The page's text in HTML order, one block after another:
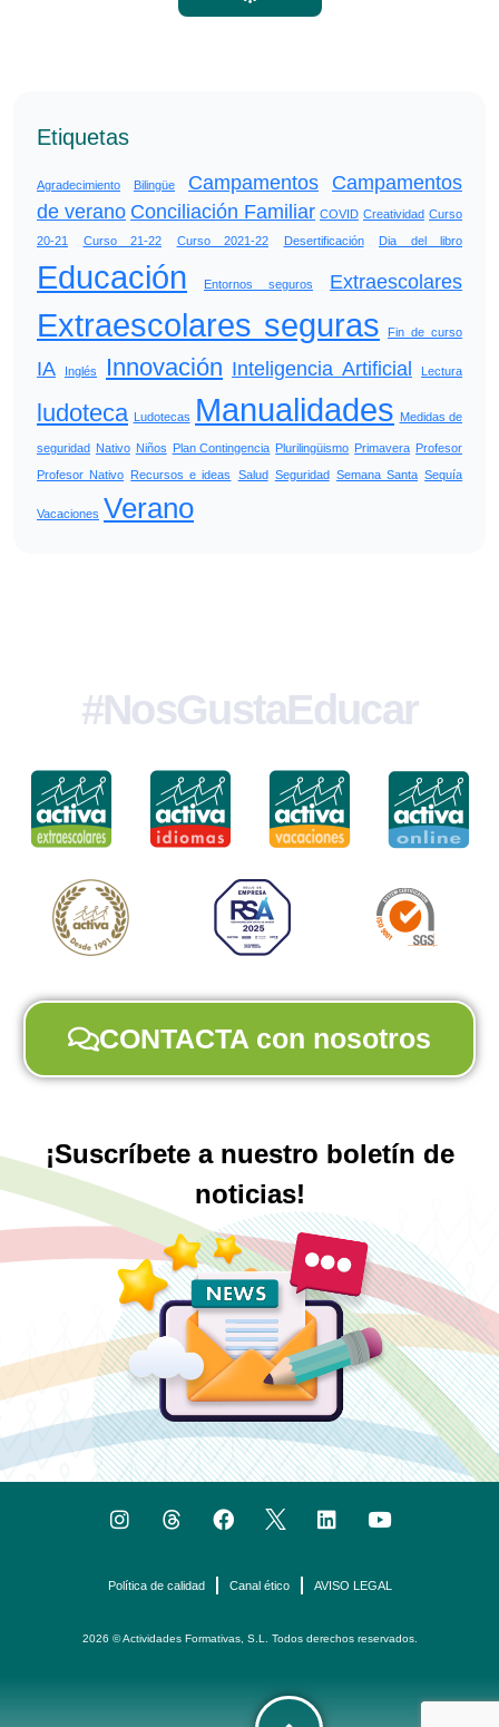
Etiquetas
Agradecimiento Bilingüe Campamentos
Campamentos
de verano Conciliación Familiar COVID Creatividad Curso
20-21
Curso 21-22 Curso 2021-22 Desertificación Dia del libro
Educación Entornos seguros Extraescolares
Extraescolares seguras Fin de curso
IA Inglés Innovación Inteligencia Artificial Lectura
ludoteca Ludotecas Manualidades Medidas de
seguridad Nativo Niños Plan Contingencia Plurilingüismo Primavera Profesor
Profesor Nativo
Recursos e ideas Salud Seguridad Semana Santa Sequía
Vacaciones Verano
#NosGustaEducar
CONTACTA con nosotros
¡Suscríbete a nuestro boletín de
noticias!
Política de calidad Canal ético AVISO LEGAL
2026 © Actividades Formativas, S.L. Todos derechos reservados.